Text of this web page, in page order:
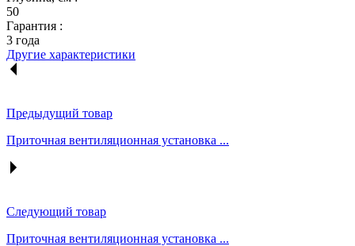
50
Гарантия :
3 года
Другие характеристики
Предыдущий товар
Приточная вентиляционная установка ...
Следующий товар
Приточная вентиляционная установка ...